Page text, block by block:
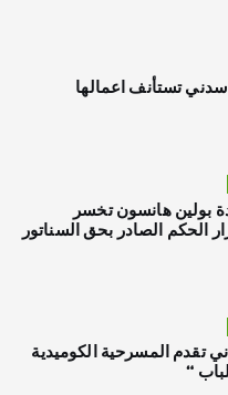
سدني تستأنف اعمالها
بولين هانسون تخسر
الحكم الصادر بحق السناتور
تقدم المسرحية الكوميدية
“